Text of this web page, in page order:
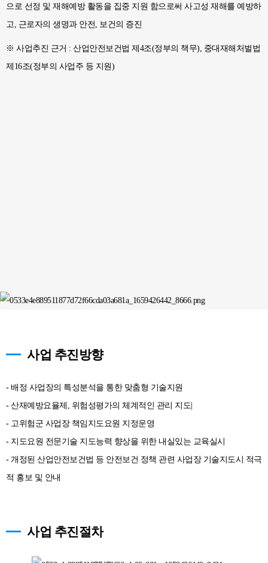
으로 선정 및 재해예방 활동을 집중 지원 함으로써 사고성 재해를 예방하
고, 근로자의 생명과 안전, 보건의 증진
※ 사업추진 근거 : 산업안전보건법 제4조(정부의 책무), 중대재해처벌법
제16조(정부의 사업주 등 지원)
사업 추진방향
- 배정 사업장의 특성분석을 통한 맞춤형 기술지원
- 산재예방요율제, 위험성평가의 체계적인 관리 지도|
- 고위험군 사업장 책임지도요원 지정운영
- 지도요원 전문기술 지도능력 향상을 위한 내실있는 교육실시
- 개정된 산업안전보건법 등 안전보건 정책 관련 사업장 기술지도시 적극
적 홍보 및 안내
사업 추진절차